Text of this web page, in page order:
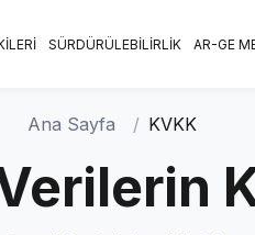
SÜRDÜRÜLEBİLİRLİK AR-GE
Ana Sayfa KVKK